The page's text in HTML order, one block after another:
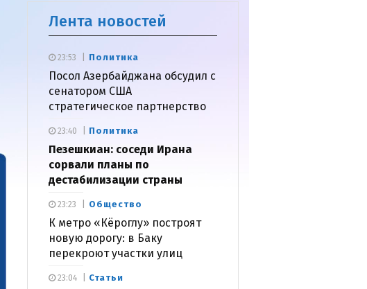
Лента новостей
Политика
Посол Азербайджана обсудил с
сенатором США
стратегическое партнерство
23:53
Политика
Пезешкиан: соседи Ирана
сорвали планы по
дестабилизации страны
23:40
Общество
К метро «Кёроглу» построят
новую дорогу: в Баку
перекроют участки улиц
23:23
Статьи
23:04